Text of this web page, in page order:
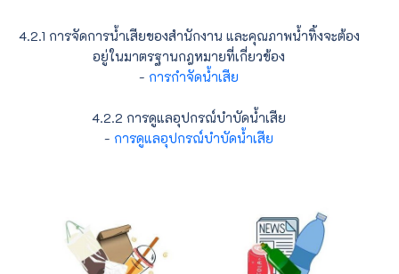
4.2.1 การจัดการน้ำเสียของสำนักงาน และคุณภาพน้ำทิ้งจะต้อง
อยู่ในมาตรฐานกฎหมายที่เกี่ยวข้อง
- การกำจัดน้ำเสีย
4.2.2 การดูแลอุปกรณ์บำบัดน้ำเสีย
- การดูแลอุปกรณ์บำบัดน้ำเสีย